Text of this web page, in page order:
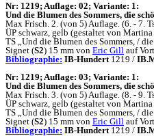
Nr: 1219; Auflage: 02; Variante: 1:
Und die Blumen des Sommers, die
Max Frisch. 2. (von 5) Auflage. (6. - 7.
ÜP schwarz, gelb (gestaltet von
TS „Und die Blumen des Sommers, /
Signet (S2) 15 mm von Eric Gill auf
Bibliographie: IB-Hundert1219 /
Nr: 1219; Auflage: 03; Variante: 1:
Und die Blumen des Sommers, die
Max Frisch. 3. (von 5) Auflage. (8. - 9.
ÜP schwarz, gelb (gestaltet von
TS „Und die Blumen des Sommers, /
Signet (S2) 15 mm von Eric Gill auf
Bibliographie: IB-Hundert1219 /